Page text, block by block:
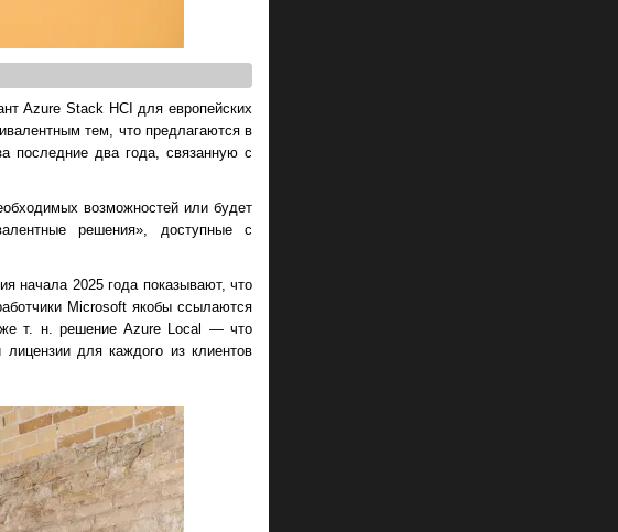
Azure Stack HCI для европейских
тем, что предлагаются в
последние два года, связанную с
возможностей или будет
решения», доступные с
начала 2025 года показывают, что
Microsoft якобы ссылаются
т. н. решение Azure Local — что
для каждого из клиентов